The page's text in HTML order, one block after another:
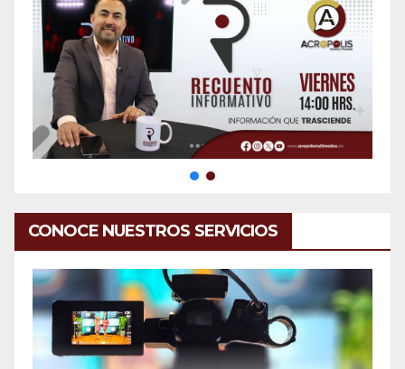
CONOCE NUESTROS SERVICIOS